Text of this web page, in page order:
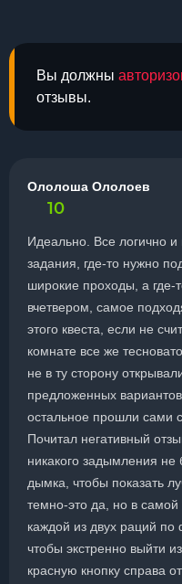
Вы должны
отзывы.
Ололоша Ололоев
10
Идеально. Все логично
задания, где-то нужно
широкие проходы, а где-
вчетвером, самое
этого квеста, если не
комнате все же
не в ту сторону
предложенных
остальное прошли сами
Почитал негативный
никакого задымления не
дымка, чтобы показать
темно-это да, но в
каждой из двух раций
чтобы экстренно выйти
красную кнопку справа